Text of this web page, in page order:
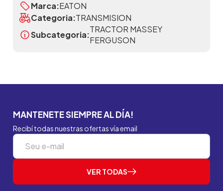
Marca:EATON
Categoria:TRANSMISION
Subcategoria:
TRACTOR MASSEY
FERGUSON
MANTENETE SIEMPRE AL DÍA!
Recibí todas nuestras ofertas vía email
VER TODAS